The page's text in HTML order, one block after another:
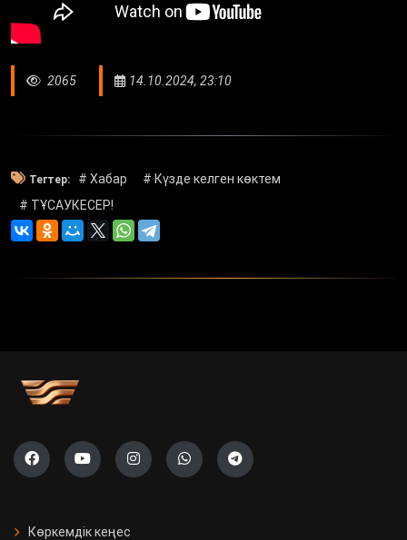
2065 14.10.2024, 23:10
Тегтер: # Хабар
# Күзде келген көктем
# ТҰСАУКЕСЕР!
Көркемдік кеңес